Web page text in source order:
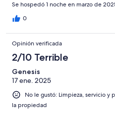
Se hospedó 1 noche en marzo de
0
Opinión verificada
2/10 Terrible
Genesis
17 ene. 2025
No le gustó: Limpieza, servicio y
la propiedad